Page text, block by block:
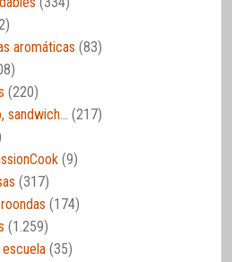
aromáticas (83)
(220)
sandwich… (217)
(9)
(317)
(174)
(1.259)
(35)